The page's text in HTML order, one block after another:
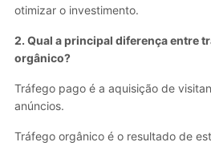
otimizar o investimento.
2. Qual a principal diferença entre
orgânico?
Tráfego pago é a aquisição de
anúncios.
Tráfego orgânico é o resultado de